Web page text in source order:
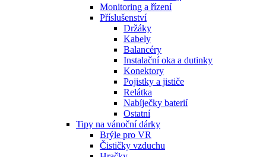
Monitoring a řízení
Příslušenství
Držáky
Kabely
Balancéry
Instalační oka a dutinky
Konektory
Pojistky a jističe
Relátka
Nabíječky baterií
Ostatní
Tipy na vánoční dárky
Brýle pro VR
Čističky vzduchu